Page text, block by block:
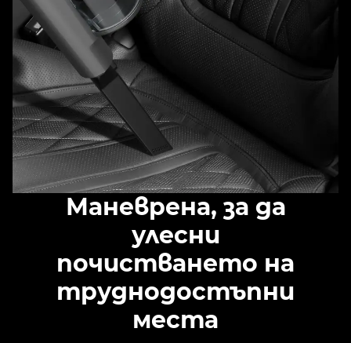
Маневрена, за да
улесни
почистването на
труднодостъпни
места